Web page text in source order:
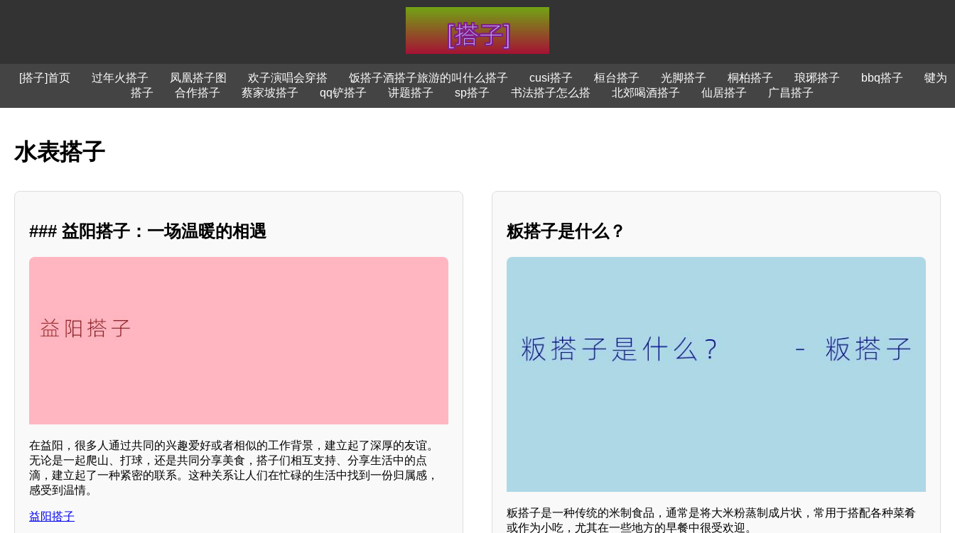
[搭子]首页 过年火搭子 凤凰搭子图 欢子演唱会穿搭 饭搭子酒搭子旅游的叫什么搭子 cusi搭子 桓台搭子 光脚搭子 桐柏搭子 琅琊搭子 bbq搭子
犍为
搭子
合作搭子 蔡家坡搭子 qq铲搭子 讲题搭子 sp搭子 书法搭子怎么搭 北郊喝酒搭子 仙居搭子 广昌搭子
水表搭子
### 益阳搭子：一场温暖的相遇
在益阳，很多人通过共同的兴趣爱好或者相似的工作背景，建立起了深厚的友谊。
无论是一起爬山、打球，还是共同分享美食，搭子们相互支持、分享生活中的点
滴，建立起了一种紧密的联系。这种关系让人们在忙碌的生活中找到一份归属感，
感受到温情。
益阳搭子
粄搭子是什么？
粄搭子是一种传统的米制食品，通常是将大米粉蒸制成片状，常用于搭配各种菜肴
或作为小吃，尤其在一些地方的早餐中很受欢迎。